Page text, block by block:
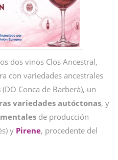
dos vinos Clos Ancestral,
con variedades ancestrales
(DO Conca de Barberà), un
variedades autóctonas, y
de producción
y Pirene, procedente del